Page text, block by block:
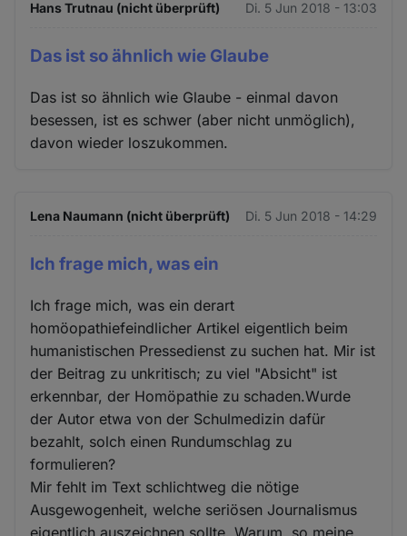
Hans Trutnau (nicht überprüft) Di. 5 Jun 2018 - 13:03
Das ist so ähnlich wie Glaube
Das ist so ähnlich wie Glaube - einmal davon
besessen, ist es schwer (aber nicht unmöglich),
davon wieder loszukommen.
Lena Naumann (nicht überprüft) Di. 5 Jun 2018 - 14:29
Ich frage mich, was ein
Ich frage mich, was ein derart
homöopathiefeindlicher Artikel eigentlich beim
humanistischen Pressedienst zu suchen hat. Mir ist
der Beitrag zu unkritisch; zu viel "Absicht" ist
erkennbar, der Homöpathie zu schaden.Wurde
der Autor etwa von der Schulmedizin dafür
bezahlt, solch einen Rundumschlag zu
formulieren?
Mir fehlt im Text schlichtweg die nötige
Ausgewogenheit, welche seriösen Journalismus
eigentlich auszeichnen sollte. Warum, so meine